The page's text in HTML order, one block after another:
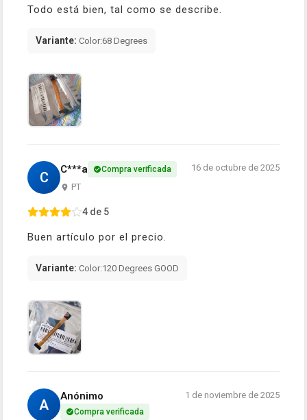
Todo está bien, tal como se describe.
Variante: Color:68 Degrees
C C***a Compra verificada
PT
16 de octubre de 2025
4 de 5
Buen artículo por el precio.
Variante: Color:120 Degrees GOOD
A
Anónimo
Compra verificada
1 de noviembre de 2025